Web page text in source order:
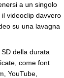
a un singolo
videoclip davvero
su una lavagna
della durata
come font
YouTube,